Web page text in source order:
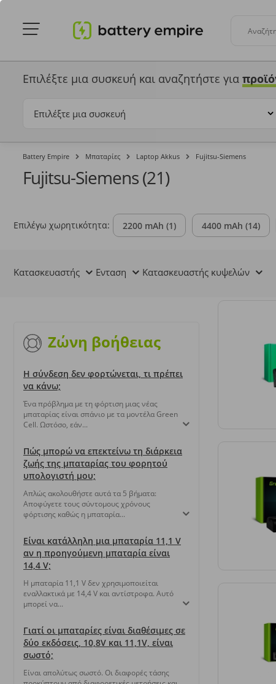
Επιλέξτε μια συσκευή και αναζητήστε για
Επιλέξτε μια συσκευή
Battery Empire Μπαταρίες Laptop Akkus Fujitsu-Siemens
Fujitsu-Siemens (21)
Επιλέγω χωρητικότητα: 2200 mAh (1) 4400 mAh (14)
Κατασκευαστής Eνταση Κατασκευαστής κυψελών
Ζώνη βοήθειας
Η σύνδεση δεν φορτώνεται, τι πρέπει
να κάνω;
Ένα πρόβλημα με τη φόρτιση μιας νέας
μπαταρίας είναι σπάνιο με τα μοντέλα Green
Cell. Ωστόσο, εάν...
Πώς μπορώ να επεκτείνω τη διάρκεια
ζωής της μπαταρίας του φορητού
υπολογιστή μου;
Απλώς ακολουθήστε αυτά τα 5 βήματα:
Αποφύγετε τους σύντομους χρόνους
φόρτισης καθώς η μπαταρία...
Είναι κατάλληλη μια μπαταρία 11,1 V
αν η προηγούμενη μπαταρία είναι
14,4 V;
Η μπαταρία 11,1 V δεν χρησιμοποιείται
εναλλακτικά με 14,4 V και αντίστροφα. Αυτό
μπορεί να...
Γιατί οι μπαταρίες είναι διαθέσιμες σε
δύο εκδόσεις, 10,8V και 11,1V, είναι
σωστό;
Είναι απολύτως σωστό. Οι διαφορές τάσης